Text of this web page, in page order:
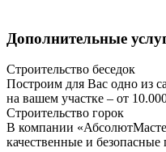
Дополнительные
Строительство беседок
Построим для Вас одно из
на вашем участке – от
Строительство горок
В компании
качественные и безопасные